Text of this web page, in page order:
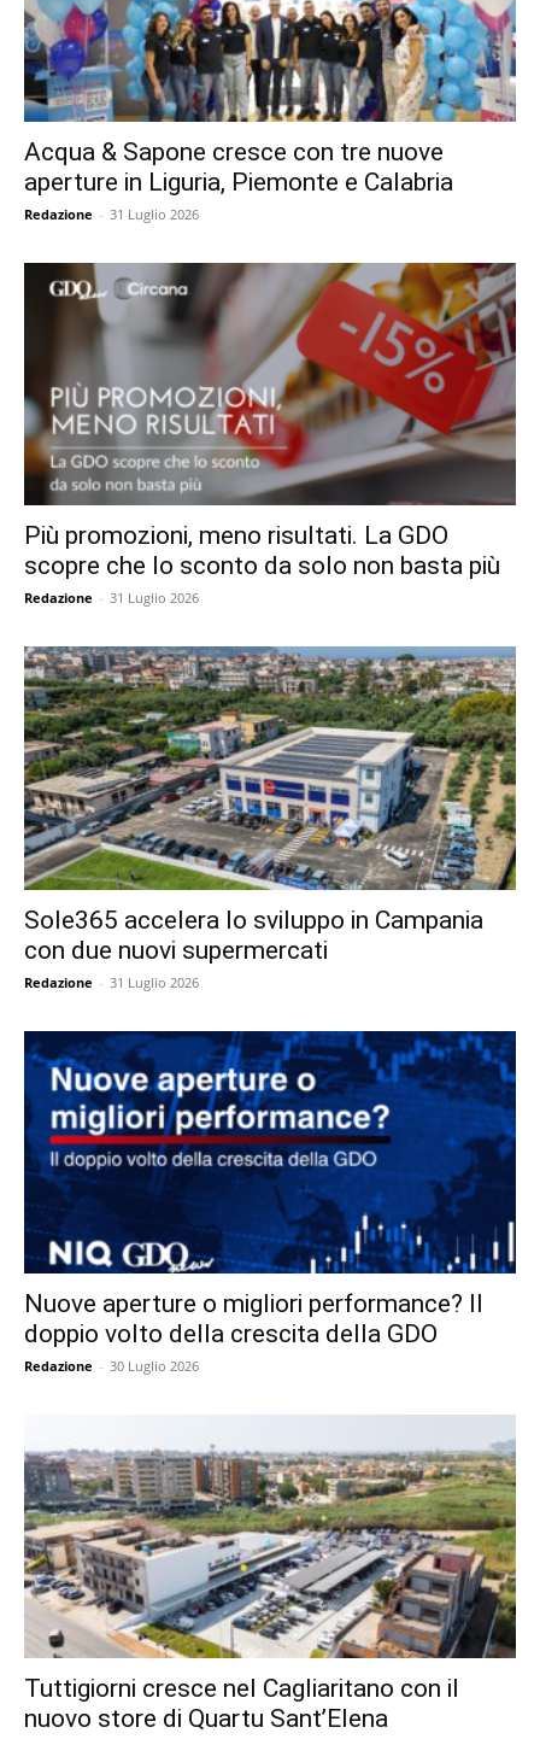
Acqua & Sapone cresce con tre nuove
aperture in Liguria, Piemonte e Calabria
Redazione - 31 Luglio 2026
Più promozioni, meno risultati. La GDO
scopre che lo sconto da solo non basta più
Redazione - 31 Luglio 2026
Sole365 accelera lo sviluppo in Campania
con due nuovi supermercati
Redazione - 31 Luglio 2026
Nuove aperture o migliori performance? Il
doppio volto della crescita della GDO
Redazione - 30 Luglio 2026
Tuttigiorni cresce nel Cagliaritano con il
nuovo store di Quartu Sant’Elena